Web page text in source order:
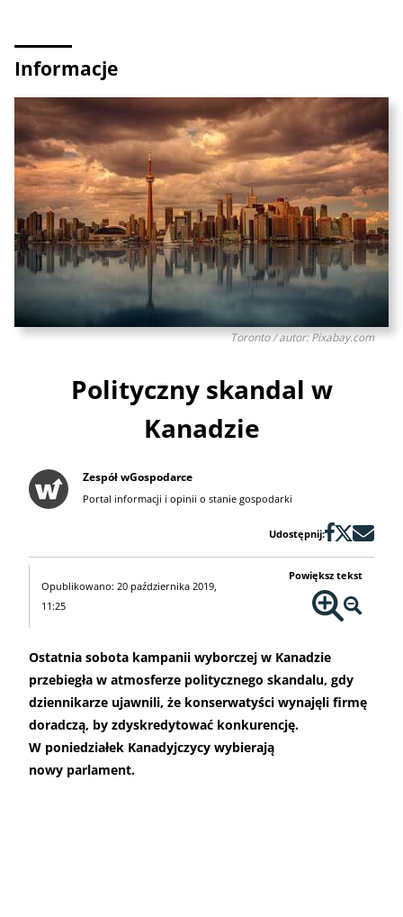
Informacje
Toronto / autor: Pixabay.com
Polityczny skandal w
Kanadzie
Zespół wGospodarce
Portal informacji i opinii o stanie gospodarki
Udostępnij:
Opublikowano: 20 października 2019,
11:25
Powiększ tekst
Ostatnia sobota kampanii wyborczej w Kanadzie
przebiegła w atmosferze politycznego skandalu, gdy
dziennikarze ujawnili, że konserwatyści wynajęli firmę
doradczą, by zdyskredytować konkurencję.
W poniedziałek Kanadyjczycy wybierają
nowy parlament.